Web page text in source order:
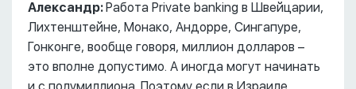
Александр: Работа Private banking в Швейцарии,
Лихтенштейне, Монако, Андорре, Сингапуре,
Гонконге, вообще говоря, миллион долларов –
это вполне допустимо. А иногда могут начинать